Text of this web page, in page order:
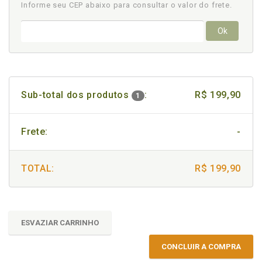
Informe seu CEP abaixo para consultar o valor do frete.
Ok
Sub-total dos produtos 1 : R$ 199,90
Frete: -
TOTAL: R$ 199,90
ESVAZIAR CARRINHO
CONCLUIR A COMPRA